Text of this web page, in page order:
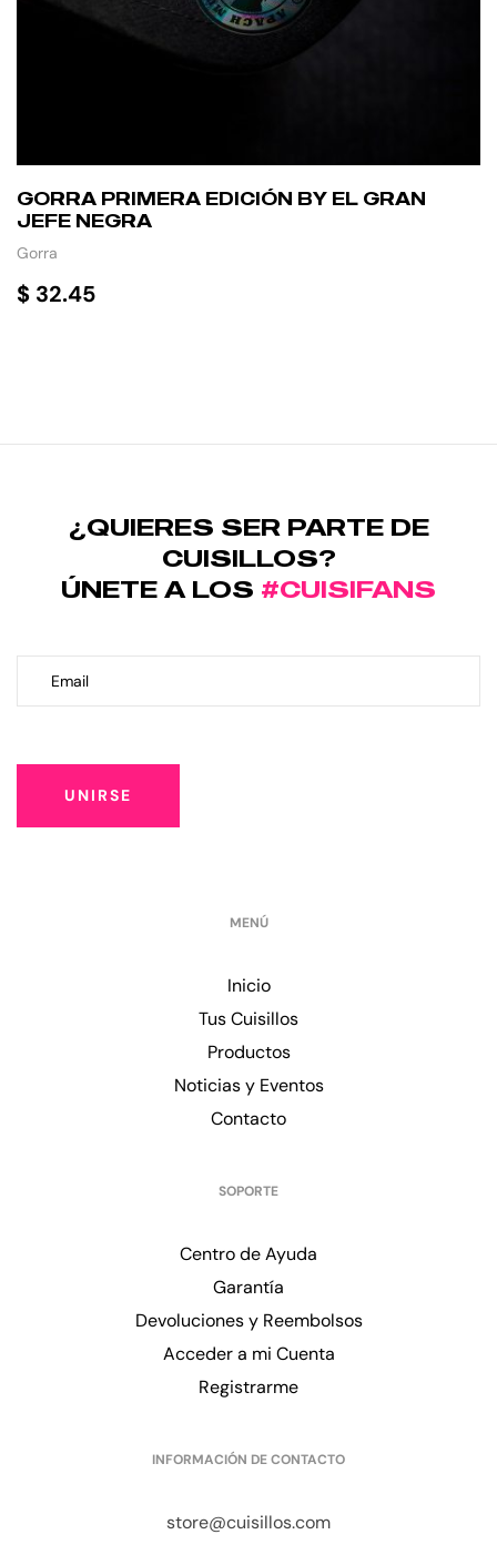
GORRA PRIMERA EDICIÓN BY EL GRAN
JEFE NEGRA
Gorra
$ 32.45
¿QUIERES SER PARTE DE
CUISILLOS?
ÚNETE A LOS #CUISIFANS
UNIRSE
MENÚ
Inicio
Tus Cuisillos
Productos
Noticias y Eventos
Contacto
SOPORTE
Centro de Ayuda
Garantía
Devoluciones y Reembolsos
Acceder a mi Cuenta
Registrarme
INFORMACIÓN DE CONTACTO
store@cuisillos.com